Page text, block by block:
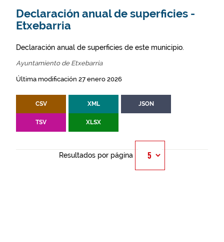
Declaración anual de superficies -
Etxebarria
Declaración anual de superficies de este municipio.
Ayuntamiento de Etxebarria
Última modificación 27 enero 2026
CSV XML JSON
TSV XLSX
Resultados por página